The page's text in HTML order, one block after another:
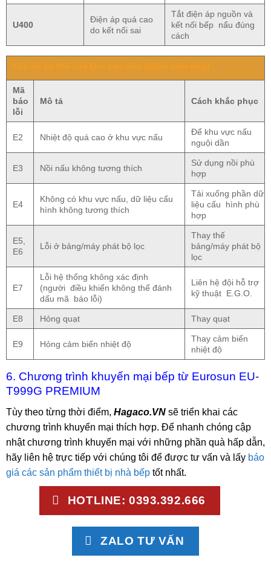
U400
Điện áp quá cao
do kết nối sai
Tắt điện áp nguồn và
kết nối bếp nấu đúng
cách
Các lỗi cụ thể của khu vực nấu (phần cảm ứng)
Mã
báo
lỗi
Mô tả Cách khắc phục
E2 Nhiệt độ quá cao ở khu vực nấu
Để khu vực nấu
nguội dần
E3 Nồi nấu không tương thích
Sử dụng nồi phù
hợp
E4
Không có khu vực nấu, dữ liệu cấu
hình không tương thích
Tải xuống phần dữ
liệu cấu hình phù
hợp
E5,
E6
Lỗi ở bảng/máy phát bộ lọc
Thay thế
bảng/máy phát bộ
lọc
E7
Lỗi hệ thống không xác định
(người điều khiển không thể đánh
dấu mã báo lỗi)
Liên hệ đội hỗ trợ
kỹ thuật E.G.O.
E8 Hỏng quạt Thay quạt
E9 Hỏng cảm biến nhiệt độ
Thay cảm biến
nhiệt độ
6. Chương trình khuyến mại bếp từ Eurosun EU-
T999G PREMIUM
Tùy theo từng thời điểm, Hagaco.VN sẽ triển khai các
chương trình khuyến mại thích hợp. Để nhanh chóng cập
nhật chương trình khuyến mại với những phần quà hấp dẫn,
hãy liên hệ trực tiếp với chúng tôi để được tư vấn và lấy báo
giá các sản phẩm thiết bị nhà bếp tốt nhất.
HOTLINE: 0393.392.666
ZALO TƯ VẤN